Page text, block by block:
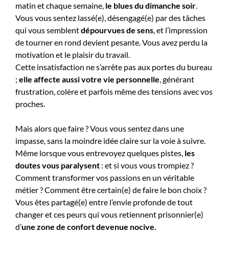
matin et chaque semaine, le blues du dimanche soir.
Vous vous sentez lassé(e), désengagé(e) par des tâches
qui vous semblentdépourvues de sens, et l’impression
de tourner en rond devient pesante. Vous avez perdu la
motivation et le plaisir du travail.
Cette insatisfaction ne s’arrête pas aux portes du bureau
; elle affecte aussi votre vie personnelle, générant
frustration, colère et parfois même des tensions avec vos
proches.
Mais alors que faire ? Vous vous sentez dans une
impasse, sans la moindre idée claire sur la voie à suivre.
Même lorsque vous entrevoyez quelques pistes, les
doutes vous paralysent : et si vous vous trompiez ?
Comment transformer vos passions en un véritable
métier ? Comment être certain(e) de faire le bon choix ?
Vous êtes partagé(e) entre l’envie profonde de tout
changer et ces peurs qui vous retiennent prisonnier(e)
d’une zone de confort devenue nocive.